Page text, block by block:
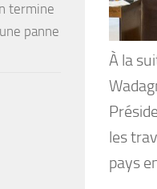
À la
les
pays
termine
panne